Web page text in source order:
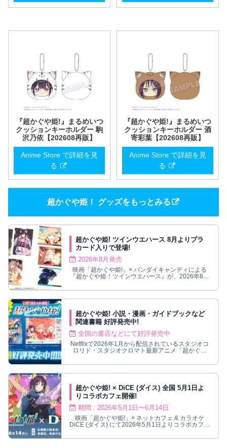
『超かぐや姫!』まるめいつ
クッションキーホルダー 駒
沢乃依【202608再販】
Anime Store で詳細を見
る
『超かぐや姫!』まるめいつ
クッションキーホルダー 酒
寄彩葉【202608再販】
Anime Store で詳細を見
る
超かぐや姫！ グッズをもっとみる
超かぐや姫! ツインウエハース 8月よりプラ
カード入りで登場!
2026年8月発売
映画「超かぐや姫!」× バンダイキャンディによる
『超かぐや姫！ツインウエハース』が、2026年8月
超かぐや姫! 小説・漫画・ガイドブックなど
関連書籍 好評発売中!
全国の書店などにて好評発売中
Netflixで2026年1月から配信されているスタジオコ
ロリド・スタジオクロマト最新アニメ「超かぐや
超かぐや姫! × DiCE (ダイス) 全国 5月1日よ
りコラボカフェ開催!
期間 : 2026年5月1日〜6月14日
映画「超かぐや姫!」× ネットカフェ & カラオケ
DiCE (ダイス) にて2026年5月1日よりコラボカフェ